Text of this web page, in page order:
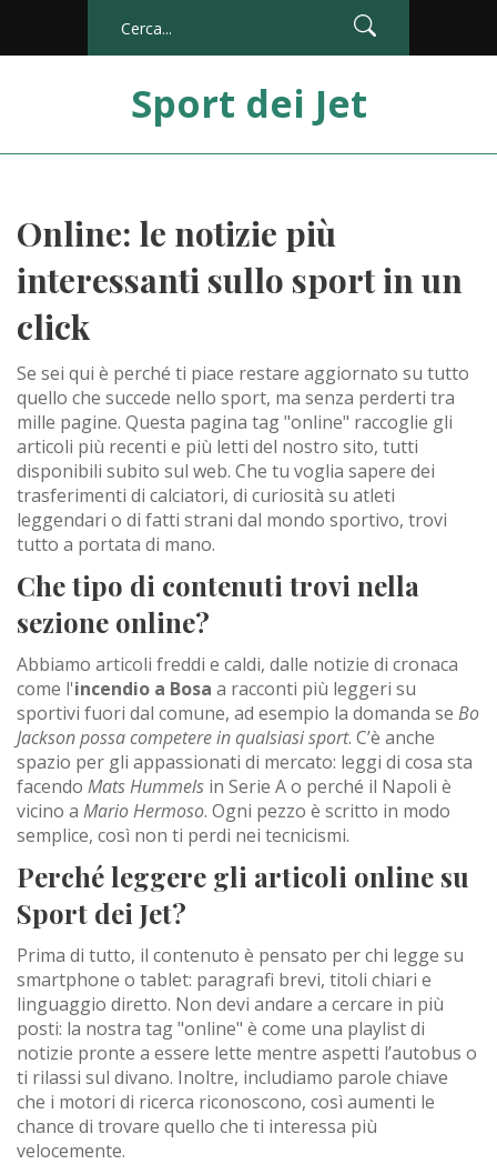
Sport dei Jet
Online: le notizie più
interessanti sullo sport in un
click
Se sei qui è perché ti piace restare aggiornato su tutto
quello che succede nello sport, ma senza perderti tra
mille pagine. Questa pagina tag "online" raccoglie gli
articoli più recenti e più letti del nostro sito, tutti
disponibili subito sul web. Che tu voglia sapere dei
trasferimenti di calciatori, di curiosità su atleti
leggendari o di fatti strani dal mondo sportivo, trovi
tutto a portata di mano.
Che tipo di contenuti trovi nella
sezione online?
Abbiamo articoli freddi e caldi, dalle notizie di cronaca
come l'incendio a Bosa a racconti più leggeri su
sportivi fuori dal comune, ad esempio la domanda se Bo
Jackson possa competere in qualsiasi sport. C’è anche
spazio per gli appassionati di mercato: leggi di cosa sta
facendo Mats Hummels in Serie A o perché il Napoli è
vicino a Mario Hermoso. Ogni pezzo è scritto in modo
semplice, così non ti perdi nei tecnicismi.
Perché leggere gli articoli online su
Sport dei Jet?
Prima di tutto, il contenuto è pensato per chi legge su
smartphone o tablet: paragrafi brevi, titoli chiari e
linguaggio diretto. Non devi andare a cercare in più
posti: la nostra tag "online" è come una playlist di
notizie pronte a essere lette mentre aspetti l’autobus o
ti rilassi sul divano. Inoltre, includiamo parole chiave
che i motori di ricerca riconoscono, così aumenti le
chance di trovare quello che ti interessa più
velocemente.